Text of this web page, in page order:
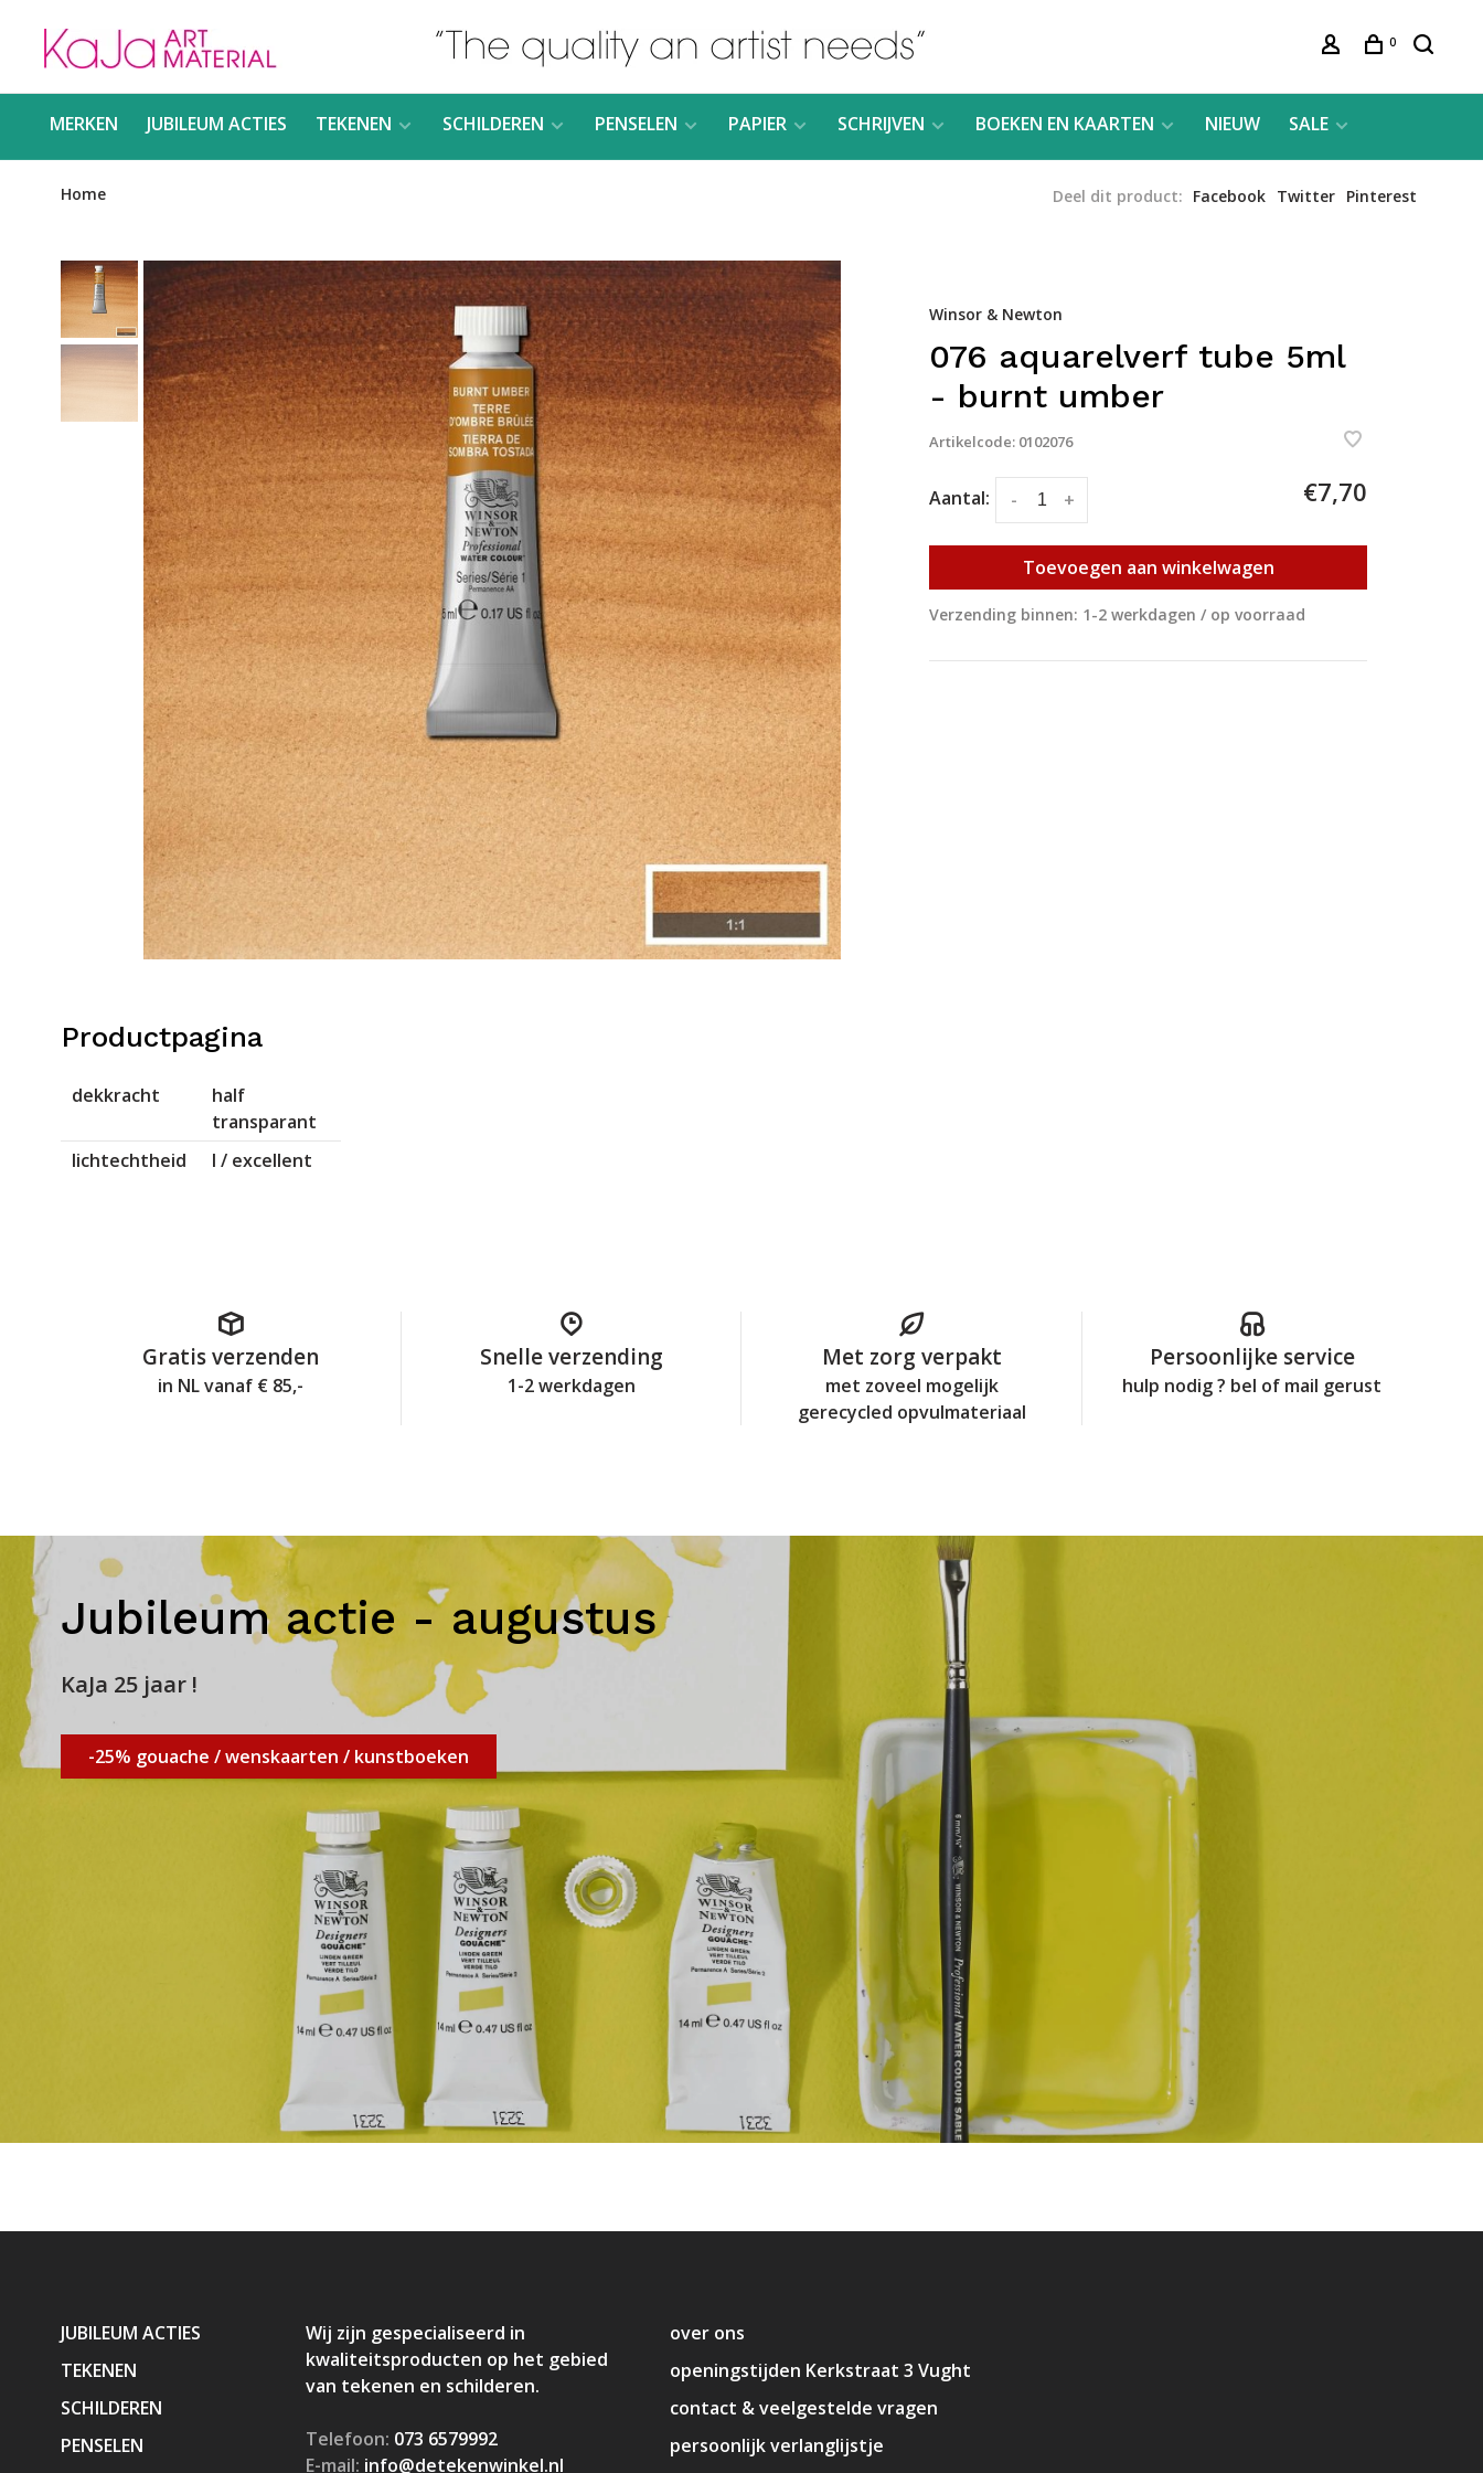
0
MERKEN JUBILEUM ACTIES TEKENEN SCHILDEREN PENSELEN PAPIER SCHRIJVEN BOEKEN EN KAARTEN NIEUW SALE
Home Deel dit product: Facebook Twitter Pinterest
Winsor & Newton
076 aquarelverf tube 5ml
- burnt umber
Artikelcode: 0102076
Aantal: +
- €7,70
Toevoegen aan winkelwagen
Verzending binnen: 1-2 werkdagen / op voorraad
Productpagina
dekkracht
half
transparant
lichtechtheid
I / excellent
Gratis verzenden
in NL vanaf € 85,-
Snelle verzending
1-2 werkdagen
Met zorg verpakt
met zoveel mogelijk
gerecycled opvulmateriaal
Persoonlijke service
hulp nodig ? bel of mail gerust
Jubileum actie - augustus
KaJa 25 jaar !
-25% gouache / wenskaarten / kunstboeken
JUBILEUM ACTIES
TEKENEN
SCHILDEREN
PENSELEN
Wij zijn gespecialiseerd in
kwaliteitsproducten op het gebied
van tekenen en schilderen.
Telefoon: 073 6579992
E-mail: info@detekenwinkel.nl
over ons
openingstijden Kerkstraat 3 Vught
contact & veelgestelde vragen
persoonlijk verlanglijstje